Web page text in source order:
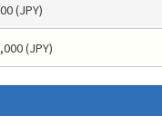
(JPY)
(JPY)